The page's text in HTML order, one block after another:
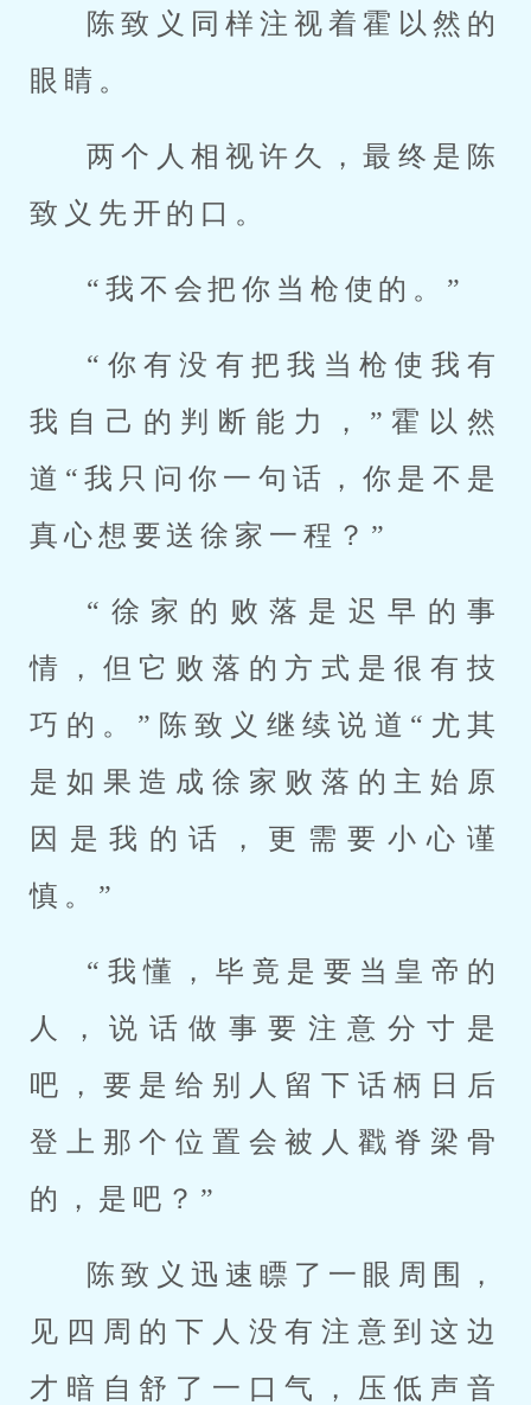
陈致义同样注视着霍以然的
眼睛。
两个人相视许久，最终是陈
致义先开的口。
“我不会把你当枪使的。”
“你有没有把我当枪使我有
我自己的判断能力，”霍以然
道“我只问你一句话，你是不是
真心想要送徐家一程？”
“徐家的败落是迟早的事
情，但它败落的方式是很有技
巧的。”陈致义继续说道“尤其
是如果造成徐家败落的主始原
因是我的话，更需要小心谨
慎。”
“我懂，毕竟是要当皇帝的
人，说话做事要注意分寸是
吧，要是给别人留下话柄日后
登上那个位置会被人戳脊梁骨
的，是吧？”
陈致义迅速瞟了一眼周围，
见四周的下人没有注意到这边
才暗自舒了一口气，压低声音